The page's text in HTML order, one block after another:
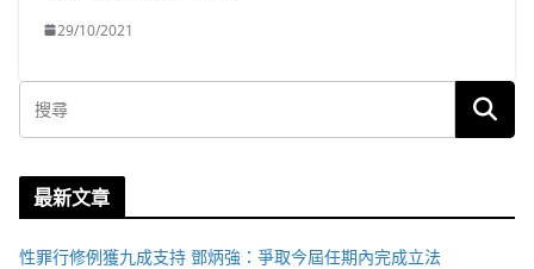
29/10/2021
最新文章
性罪行修例獲九成支持 鄧炳強：爭取今屆任期內完成立法